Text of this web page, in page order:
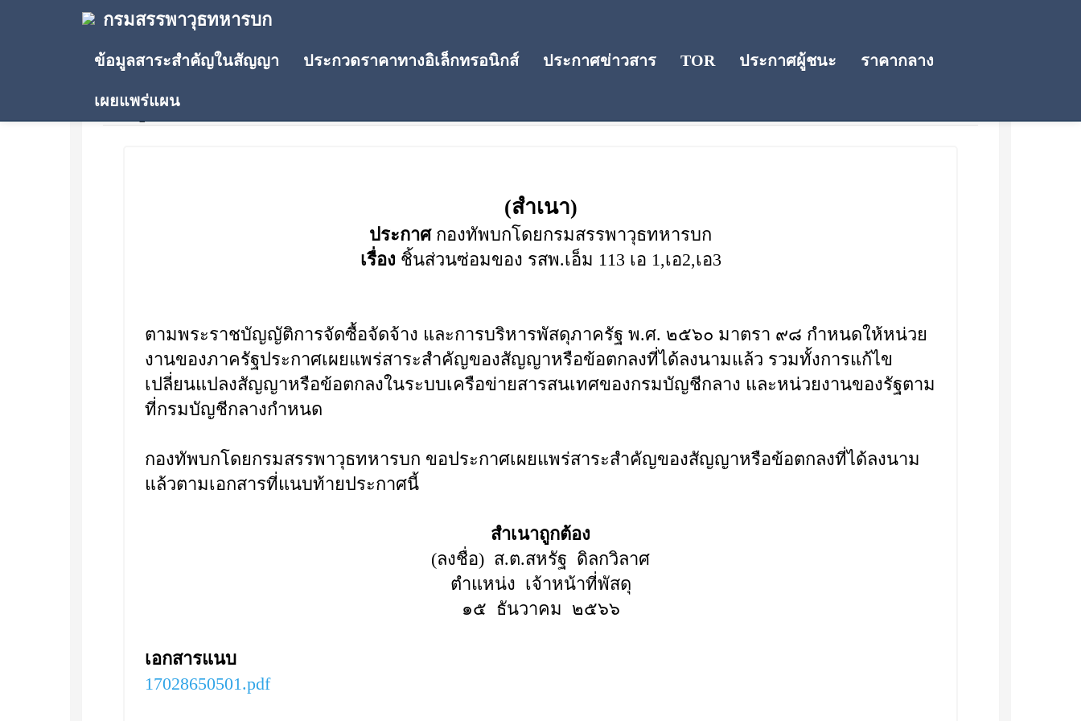
กรมสรรพาวุธทหารบก
ข้อมูลสาระสำคัญในสัญญา ประกวดราคาทางอิเล็กทรอนิกส์ ประกาศข่าวสาร TOR ประกาศผู้ชนะ ราคากลาง
เผยแพร่แผน
ข้อมูลสาระสำคัญในสัญญา
(สำเนา)
ประกาศกองทัพบกโดยกรมสรรพาวุธทหารบก
เรื่อง ชิ้นส่วนซ่อมของ รสพ.เอ็ม 113 เอ 1,เอ2,เอ3
ตามพระราชบัญญัติการจัดซื้อจัดจ้าง และการบริหารพัสดุภาครัฐ พ.ศ. ๒๕๖๐ มาตรา ๙๘ กำหนดให้หน่วย
งานของภาครัฐประกาศเผยแพร่สาระสำคัญของสัญญาหรือข้อตกลงที่ได้ลงนามแล้ว รวมทั้งการแก้ไข
เปลี่ยนแปลงสัญญาหรือข้อตกลงในระบบเครือข่ายสารสนเทศของกรมบัญชีกลาง และหน่วยงานของรัฐตาม
ที่กรมบัญชีกลางกำหนด
กองทัพบกโดยกรมสรรพาวุธทหารบก ขอประกาศเผยแพร่สาระสำคัญของสัญญาหรือข้อตกลงที่ได้ลงนาม
แล้วตามเอกสารที่แนบท้ายประกาศนี้
สำเนาถูกต้อง
(ลงชื่อ) ส.ต.สหรัฐ ดิลกวิลาศ
ตำแหน่ง เจ้าหน้าที่พัสดุ
๑๕ ธันวาคม ๒๕๖๖
เอกสารแนบ
17028650501.pdf